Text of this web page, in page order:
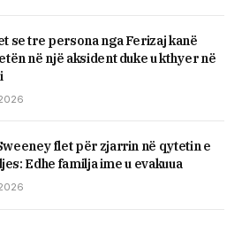
se tre persona nga Ferizaj kanë
në një aksident duke u kthyer në
flet për zjarrin në qytetin e
Edhe familja ime u evakuua